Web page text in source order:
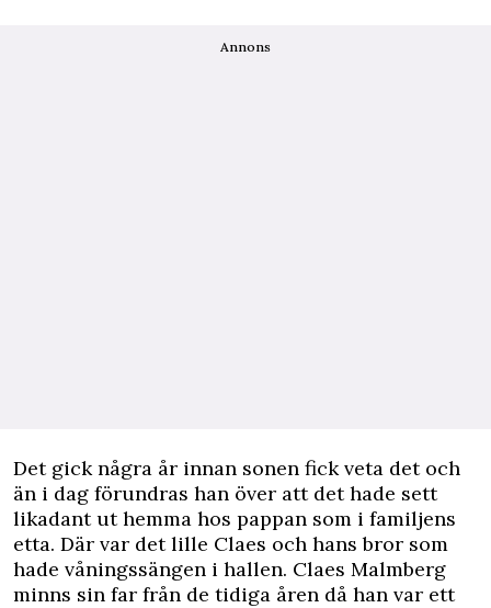
Annons
Det gick några år innan sonen fick veta det och
än i dag förundras han över att det hade sett
likadant ut hemma hos pappan som i familjens
etta. Där var det lille Claes och hans bror som
hade våningssängen i hallen. Claes Malmberg
minns sin far från de tidiga åren då han var ett